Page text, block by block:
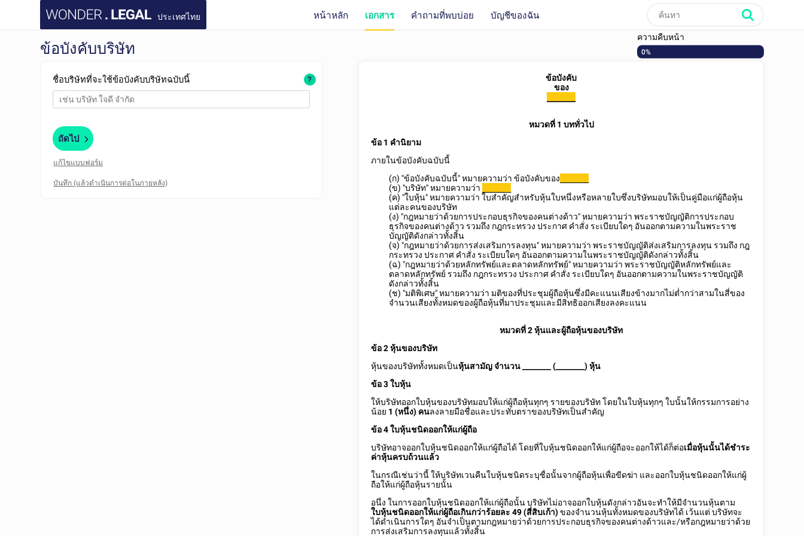
ประเทศไทย หน้าหลัก เอกสาร คำถามที่พบบ่อย บัญชีของฉัน
ข้อบังคับบริษัท
ความคืบหน้า
0%
ชื่อบริษัทที่จะใช้ข้อบังคับบริษัทฉบับนี้ ?
ถัดไป
แก้ไขแบบฟอร์ม
ข้อบังคับ
ของ
หมวดที่ 1 บททั่วไป
ข้อ 1 คำนิยาม
ภายในข้อบังคับฉบับนี้
(ก) "ข้อบังคับฉบับนี้" หมายความว่า ข้อบังคับของ
(ข) "บริษัท" หมายความว่า
(ค) "ใบหุ้น" หมายความว่า ใบสำคัญสำหรับหุ้นใบหนึ่งหรือหลายใบซึ่งบริษัทมอบให้เป็นคู่มือแก่ผู้ถือหุ้น
แต่ละคนของบริษัท
(ง) "กฎหมายว่าด้วยการประกอบธุรกิจของคนต่างด้าว" หมายความว่า พระราชบัญญัติการประกอบ
ธุรกิจของคนต่างด้าว รวมถึง กฎกระทรวง ประกาศ คำสั่ง ระเบียบใดๆ อันออกตามความในพระราช
บัญญัติดังกล่าวทั้งสิ้น
(จ) "กฎหมายว่าด้วยการส่งเสริมการลงทุน" หมายความว่า พระราชบัญญัติส่งเสริมการลงทุน รวมถึง กฎ
กระทรวง ประกาศ คำสั่ง ระเบียบใดๆ อันออกตามความในพระราชบัญญัติดังกล่าวทั้งสิ้น
(ฉ) "กฎหมายว่าด้วยหลักทรัพย์และตลาดหลักทรัพย์" หมายความว่า พระราชบัญญัติหลักทรัพย์และ
ตลาดหลักทรัพย์ รวมถึง กฎกระทรวง ประกาศ คำสั่ง ระเบียบใดๆ อันออกตามความในพระราชบัญญัติ
ดังกล่าวทั้งสิ้น
(ช) "มติพิเศษ" หมายความว่า มติของที่ประชุมผู้ถือหุ้นซึ่งมีคะแนนเสียงข้างมากไม่ต่ำกว่าสามในสี่ของ
จำนวนเสียงทั้งหมดของผู้ถือหุ้นที่มาประชุมและมีสิทธิออกเสียงลงคะแนน
หมวดที่ 2 หุ้นและผู้ถือหุ้นของบริษัท
ข้อ 2 หุ้นของบริษัท
หุ้นของบริษัททั้งหมดเป็นหุ้นสามัญ จำนวน
(________) หุ้น
ข้อ 3 ใบหุ้น
ให้บริษัทออกใบหุ้นของบริษัทมอบให้แก่ผู้ถือหุ้นทุกๆ รายของบริษัท โดยในใบหุ้นทุกๆ ใบนั้นให้กรรมการอย่าง
น้อย 1 (หนึ่ง) คนลงลายมือชื่อและประทับตราของบริษัทเป็นสำคัญ
ข้อ 4 ใบหุ้นชนิดออกให้แก่ผู้ถือ
บริษัทอาจออกใบหุ้นชนิดออกให้แก่ผู้ถือได้ โดยที่ใบหุ้นชนิดออกให้แก่ผู้ถือจะออกให้ได้ก็ต่อเมื่อหุ้นนั้นได้ชำระ
ค่าหุ้นครบถ้วนแล้ว
ในกรณีเช่นว่านี้ ให้บริษัทเวนคืนใบหุ้นชนิดระบุชื่อนั้นจากผู้ถือหุ้นเพื่อขีดฆ่า และออกใบหุ้นชนิดออกให้แก่ผู้
ถือให้แก่ผู้ถือหุ้นรายนั้น
อนึ่ง ในการออกใบหุ้นชนิดออกให้แก่ผู้ถือนั้น บริษัทไม่อาจออกใบหุ้นดังกล่าวอันจะทำให้มีจำนวนหุ้นตาม
ใบหุ้นชนิดออกให้แก่ผู้ถือเกินกว่าร้อยละ 49 (สี่สิบเก้า)ของจำนวนหุ้นทั้งหมดของบริษัทได้ เว้นแต่ บริษัทจะ
ได้ดำเนินการใดๆ อันจำเป็นตามกฎหมายว่าด้วยการประกอบธุรกิจของคนต่างด้าวและ/หรือกฎหมายว่าด้วย
การส่งเสริมการลงทุนแล้วทั้งสิ้น